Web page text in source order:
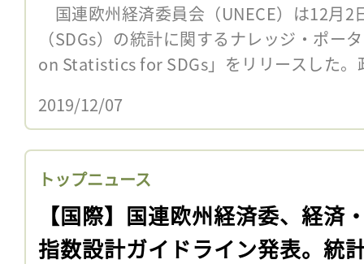
国連欧州経済委員会（UNECE）は12月2
（SDGs）の統計に関するナレッジ・ポ
on Statistics for SDGs」をリリースした
2019/12/07
トップニュース
【国際】国連欧州経済委、経済
指数設計ガイドライン発表。統